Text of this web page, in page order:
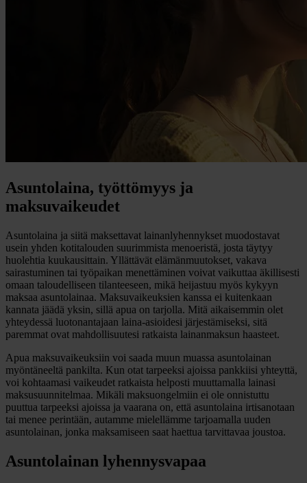
Asuntolaina, työttömyys ja
maksuvaikeudet
Asuntolaina ja siitä maksettavat lainanlyhennykset muodostavat
usein yhden kotitalouden suurimmista menoeristä, josta täytyy
huolehtia kuukausittain. Yllättävät elämänmuutokset, vakava
sairastuminen tai työpaikan menettäminen voivat vaikuttaa äkillisesti
omaan taloudelliseen tilanteeseen, mikä heijastuu myös kykyyn
maksaa asuntolainaa. Maksuvaikeuksien kanssa ei kuitenkaan
kannata jäädä yksin, sillä apua on tarjolla. Mitä aikaisemmin olet
yhteydessä luotonantajaan laina-asioidesi järjestämiseksi, sitä
paremmat ovat mahdollisuutesi ratkaista lainanmaksun haasteet.
Apua maksuvaikeuksiin voi saada muun muassa asuntolainan
myöntäneeltä pankilta. Kun otat tarpeeksi ajoissa pankkiisi yhteyttä,
voi kohtaamasi vaikeudet ratkaista helposti muuttamalla lainasi
maksusuunnitelmaa. Mikäli maksuongelmiin ei ole onnistuttu
puuttua tarpeeksi ajoissa ja vaarana on, että asuntolaina irtisanotaan
tai menee perintään, autamme mielellämme tarjoamalla uuden
asuntolainan, jonka maksamiseen saat haettua tarvittavaa joustoa.
Asuntolainan lyhennysvapaa